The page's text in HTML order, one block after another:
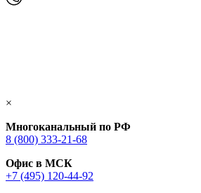
×
Многоканальный по РФ
8 (800) 333‑21-68
Офис в МСК
+7 (495) 120-44-92